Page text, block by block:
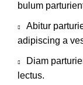
bulum
Abitur
adipiscing a
Diam
lectus.